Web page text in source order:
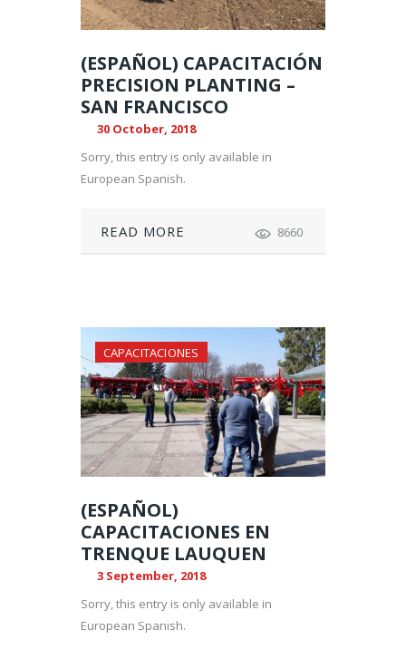
(ESPAÑOL) CAPACITACIÓN
PRECISION PLANTING –
SAN FRANCISCO
30 October, 2018
Sorry, this entry is only available in
European Spanish.
READ MORE 8660
CAPACITACIONES
(ESPAÑOL)
CAPACITACIONES EN
TRENQUE LAUQUEN
3 September, 2018
Sorry, this entry is only available in
European Spanish.